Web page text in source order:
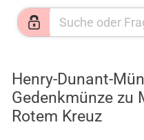
Henry-Dunant-
Gedenkmünze zu
Rotem Kreuz